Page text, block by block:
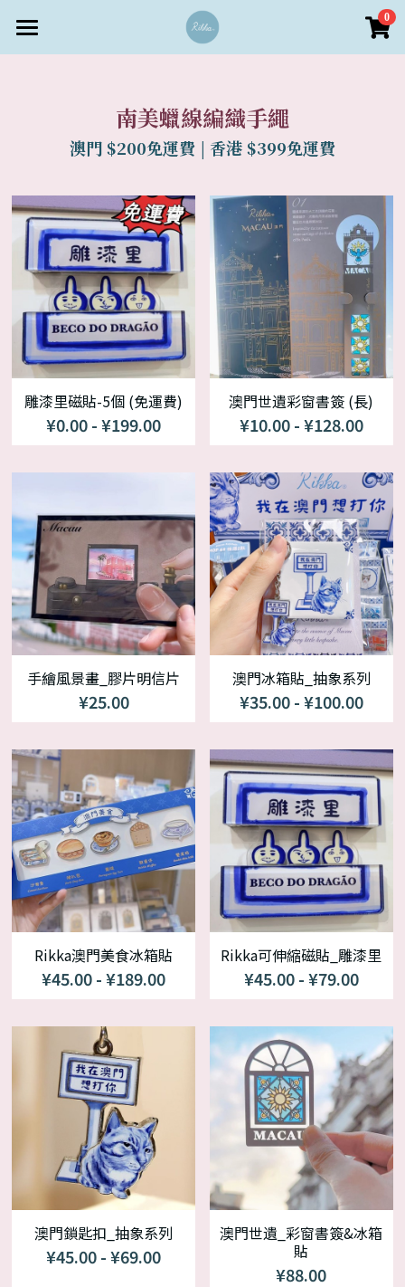
0
首頁
Rikka設計 • 澳門文創首飾
儀式感送禮區
客戶服務
支付方式
登錄
客戶服務
南美蠟線編織手繩
澳門 $200免運費 | 香港 $399免運費
雕漆里磁貼-5個 (免運費)
¥0.00 - ¥199.00
澳門世遺彩窗書簽 (長)
¥10.00 - ¥128.00
手繪風景畫_膠片明信片
¥25.00
澳門冰箱貼_抽象系列
¥35.00 - ¥100.00
Rikka澳門美食冰箱貼
¥45.00 - ¥189.00
Rikka可伸縮磁貼_雕漆里
¥45.00 - ¥79.00
澳門鎖匙扣_抽象系列
¥45.00 - ¥69.00
澳門世遺_彩窗書簽&冰箱
貼
¥88.00
×
商品分類